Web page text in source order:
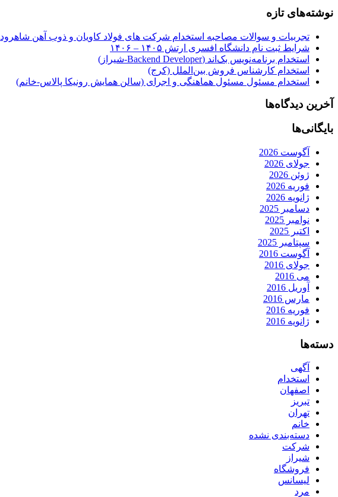
نوشته‌های تازه
تجربیات و سوالات مصاحبه استخدام شرکت های فولاد کاویان و ذوب آهن شاهرود
شرایط ثبت نام دانشگاه افسری ارتش ۱۴۰۵ – ۱۴۰۶
استخدام برنامه‌نویس بک‌اند (Backend Developer-شیراز)
استخدام کارشناس فروش بین‌الملل (کرج)
استخدام مسئول مسئول هماهنگی و اجرای (سالن همایش رونیکا پالاس-خانم)
آخرین دیدگاه‌ها
بایگانی‌ها
آگوست 2026
جولای 2026
ژوئن 2026
فوریه 2026
ژانویه 2026
دسامبر 2025
نوامبر 2025
اکتبر 2025
سپتامبر 2025
آگوست 2016
جولای 2016
می 2016
آوریل 2016
مارس 2016
فوریه 2016
ژانویه 2016
دسته‌ها
آگهی
استخدام
اصفهان
تبریز
تهران
خانم
دسته‌بندی نشده
شرکت
شیراز
فروشگاه
لیسانس
مرد